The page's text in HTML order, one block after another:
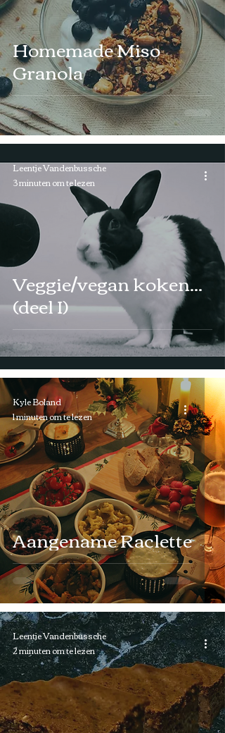
Homemade Miso
Granola
Veggie/vegan koken...
(deel I)
Leentje Vandenbussche
3 minuten om te lezen
Aangename Raclette
Kyle Boland
1 minuten om te lezen
Leentje Vandenbussche
2 minuten om te lezen